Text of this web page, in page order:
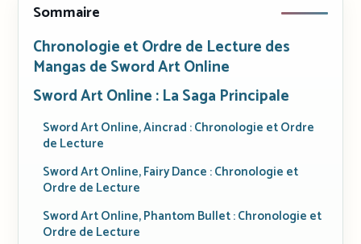
Sommaire
Chronologie et Ordre de Lecture des
Mangas de Sword Art Online
Sword Art Online : La Saga Principale
Sword Art Online, Aincrad : Chronologie et Ordre
de Lecture
Sword Art Online, Fairy Dance : Chronologie et
Ordre de Lecture
Sword Art Online, Phantom Bullet : Chronologie et
Ordre de Lecture